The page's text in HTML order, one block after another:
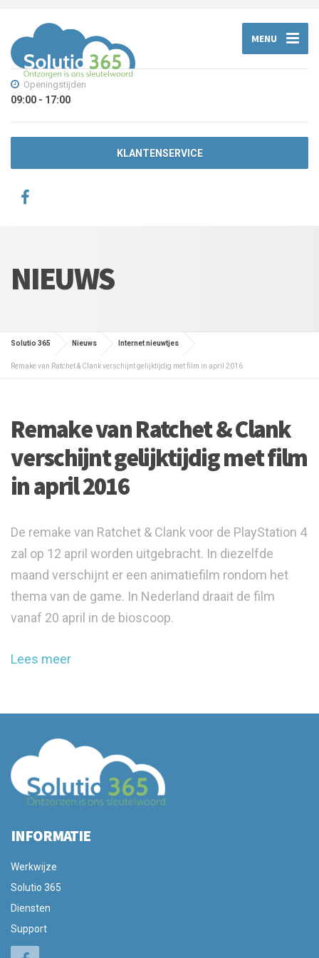
MENU
Openingstijden
09:00 - 17:00
KLANTENSERVICE
NIEUWS
Solutio 365 Nieuws Internet nieuwtjes
Remake van Ratchet & Clank verschijnt gelijktijdig met film in april 2016
Remake van Ratchet & Clank
verschijnt gelijktijdig met film
in april 2016
De remake van Ratchet & Clank voor de PlayStation 4
zal op 12 april worden uitgebracht. In diezelfde
maand verschijnt er een animatiefilm rondom het
thema van de game. In Nederland draait de film
vanaf 20 april in de bioscoop.
Lees meer
INFORMATIE
Werkwijze
Solutio 365
Diensten
Support